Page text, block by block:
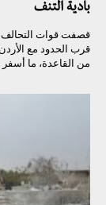
بادية التنف
قصفت قوات التحالف
قرب الحدود مع الأردن
من القاعدة، ما